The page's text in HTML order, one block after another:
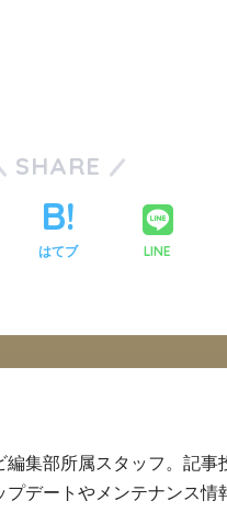
SHARE
はてブ LINE
編集部所属スタッフ。記事
プデートやメンテナンス情